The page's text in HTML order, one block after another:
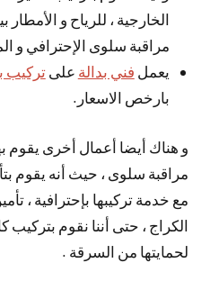
الخارجية ، للرياح و
مراقبة سلوى الإحترافي و
يعمل فني بدالة علىتركيب
بارخص الاسعار.
و هناك أيضا أعمال أخرى يقوم
مراقبة سلوى ، حيث أنه يقوم
مع خدمة تركيبها بإحترافية ،
الكراج ، حتى أننا نقوم
لحمايتها من السرقة .